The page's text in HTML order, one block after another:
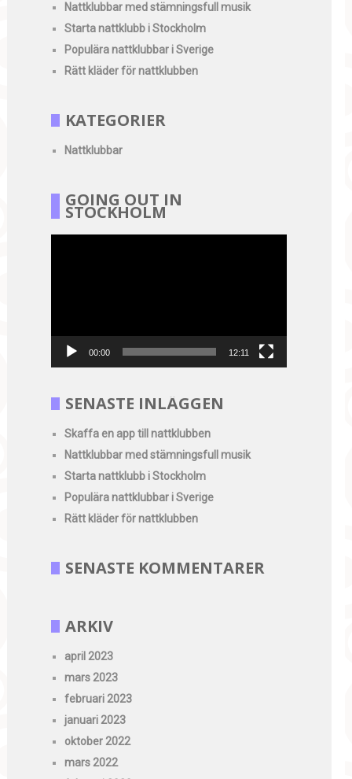
Nattklubbar med stämningsfull musik
Starta nattklubb i Stockholm
Populära nattklubbar i Sverige
Rätt kläder för nattklubben
KATEGORIER
Nattklubbar
GOING OUT IN
STOCKHOLM
00:00 12:11
SENASTE INLÄGGEN
Skaffa en app till nattklubben
Nattklubbar med stämningsfull musik
Starta nattklubb i Stockholm
Populära nattklubbar i Sverige
Rätt kläder för nattklubben
SENASTE KOMMENTARER
ARKIV
april 2023
mars 2023
februari 2023
januari 2023
oktober 2022
mars 2022